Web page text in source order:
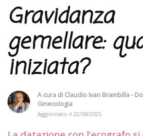
Gravidanza
gemellare:
iniziata?
A cura di Claudio Ivan Brambilla -
Ginecologia
Aggiornato il 22/08/2025